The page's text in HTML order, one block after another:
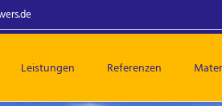
Leistungen Referenzen